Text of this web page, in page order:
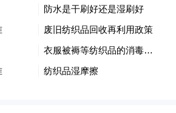
演一脚踏入电影殿堂，成为
·瑞奇的《四十七浪人》拍得
被环球影业踢出剧组，没能
影片上映后，果然票房巨